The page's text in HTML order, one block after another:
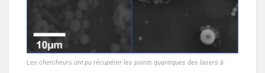
Les chercheurs ont pu récupérer les points quantiques des lasers à